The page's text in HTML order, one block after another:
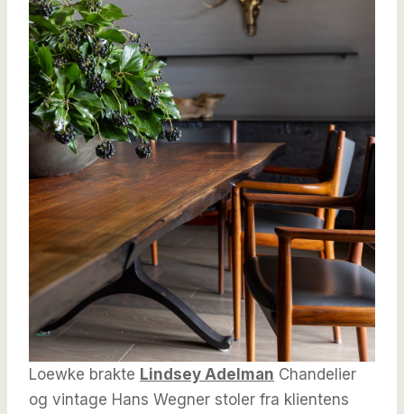
Loewke brakte Lindsey Adelman Chandelier
og vintage Hans Wegner stoler fra klientens